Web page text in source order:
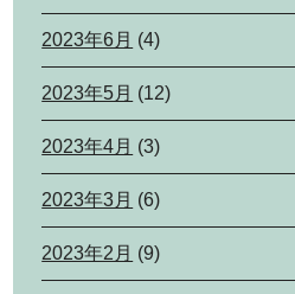
2023年6月 (4)
2023年5月 (12)
2023年4月 (3)
2023年3月 (6)
2023年2月 (9)